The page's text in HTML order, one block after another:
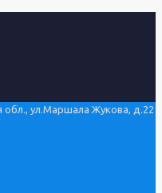
обл., ул.Маршала Жукова, д.22